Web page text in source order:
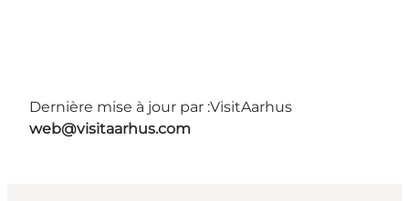
Dernière mise à jour par :VisitAarhus
web@visitaarhus.com